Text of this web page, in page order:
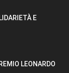
E
LEONARDO